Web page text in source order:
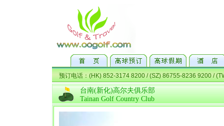
台南(新化)高尔夫俱乐部
Tainan Golf Country Club